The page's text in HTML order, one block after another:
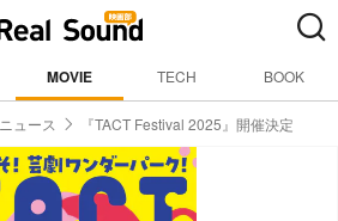
MOVIE TECH BOOK
ニュース 『TACT Festival 2025』開催決定